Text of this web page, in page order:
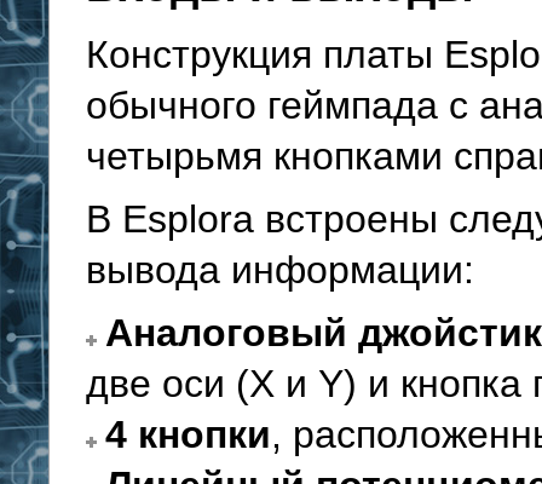
Конструкция платы
обычного геймпада с
четырьмя кнопками
В Esplora встроены
вывода информации:
Аналоговый
две оси (X и Y) и кнопка
4 кнопки,